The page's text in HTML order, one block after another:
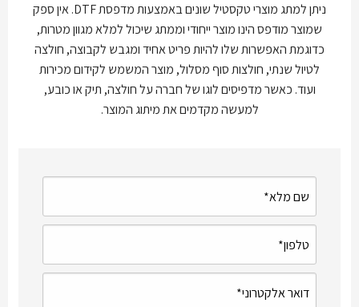
ניתן למתג מוצרי טקסטיל שונים באמצעות מדפסת DTF. אין ספק
שמוצר מודפס הינו מוצר ייחודי וממתג שיכול למלא מגוון מטרות,
כדוגמת האפשרות שלו להיות פריט אחיד ומגבש לקבוצה, חולצה
לטיול שנתי, חולצות סוף מסלול, מוצר המשמש לקידום מכירות
ועוד. כאשר מדפיסים לוגו של חברה על חולצה, תיק או כובע,
למעשה מקדמים את מיתוג המוצר.